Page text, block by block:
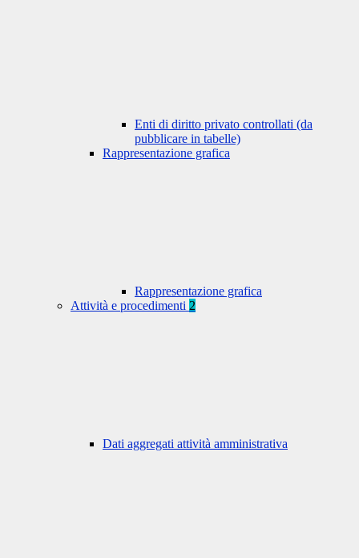
Enti di diritto privato controllati (da
pubblicare in tabelle)
Rappresentazione grafica
Rappresentazione grafica
Attività e procedimenti 2
Dati aggregati attività amministrativa